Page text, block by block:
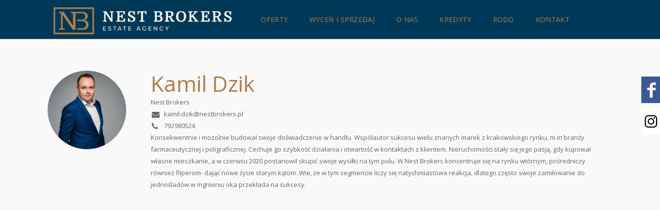
OFERTY WYCEŃ I SPRZEDAJ O NAS KREDYTY RODO KONTAKT
Kamil Dzik
Nest Brokers
kamil.dzik@nestbrokers.pl
792980524
Konsekwentnie i mozolnie budował swoje doświadczenie w handlu. Współautor sukcesu wielu znanych marek z krakowskiego rynku, m.in branży
farmaceutycznej i poligraficznej. Cechuje go szybkość działania i otwartość w kontaktach z klientem. Nieruchomości stały się jego pasją, gdy kupował
własne mieszkanie, a w czerwcu 2020 postanowił skupić swoje wysiłki na tym polu. W Nest Brokers koncentruje się na rynku wtórnym, pośredniczy
również fliperom- dając nowe życie starym kątom. Wie, że w tym segmencie liczy się natychmiastowa reakcja, dlatego często swoje zamiłowanie do
jednośladów w mgnieniu oka przekłada na sukcesy.